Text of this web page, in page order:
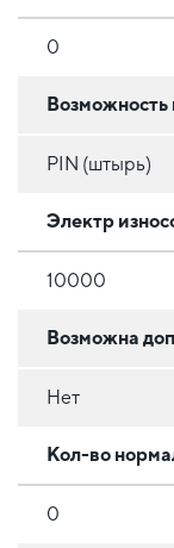
0
PIN (штырь)
Электр
10000
Возможна
Нет
Кол-во
0